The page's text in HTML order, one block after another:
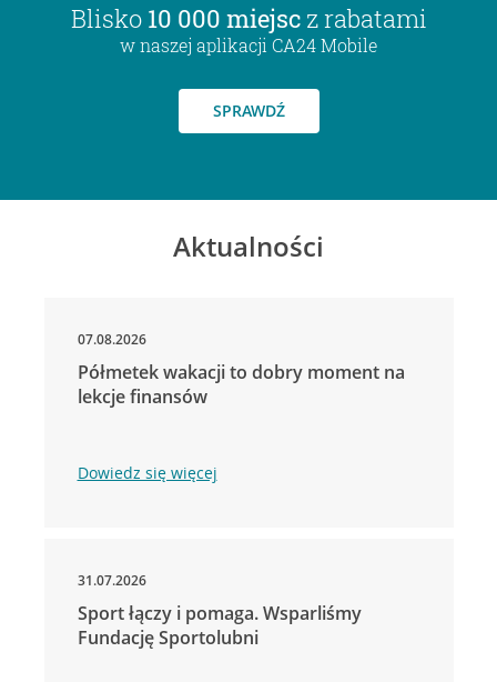
Blisko 10 000 miejsc z rabatami
w naszej aplikacji CA24 Mobile
SPRAWDŹ
Aktualności
07.08.2026
Półmetek wakacji to dobry moment na
lekcje finansów
Dowiedz się więcej
31.07.2026
Sport łączy i pomaga. Wsparliśmy
Fundację Sportolubni